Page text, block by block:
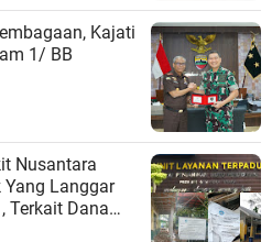
Kajati
1/ BB
Nusantara
Yang Langgar
Dana